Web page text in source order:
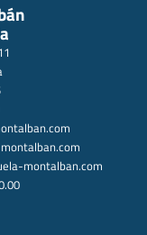
montalban.com